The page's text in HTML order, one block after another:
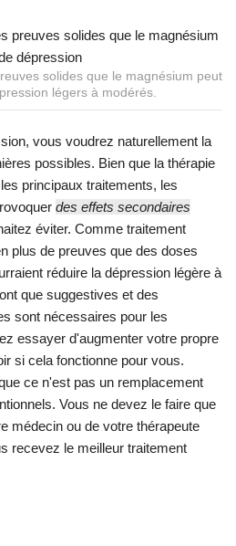
solides que le magnésium peut
légers à modérés.
vous voudrez naturellement la
possibles. Bien que la thérapie
principaux traitements, les
des effets secondaires
éviter. Comme traitement
plus de preuves que des doses
réduire la dépression légère à
que suggestives et des
sont nécessaires pour les
essayer d'augmenter votre propre
si cela fonctionne pour vous.
ce n'est pas un remplacement
Vous ne devez le faire que
médecin ou de votre thérapeute
recevez le meilleur traitement